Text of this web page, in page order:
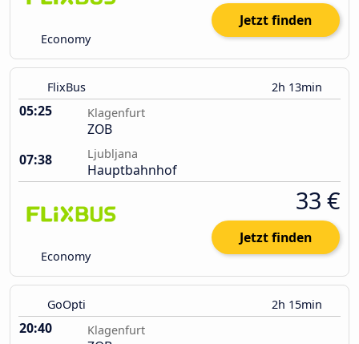
Economy
Jetzt finden
FlixBus 2h 13min
05:25 Klagenfurt
ZOB
07:38
Ljubljana
Hauptbahnhof
Economy
33 €
Jetzt finden
GoOpti 2h 15min
20:40 Klagenfurt